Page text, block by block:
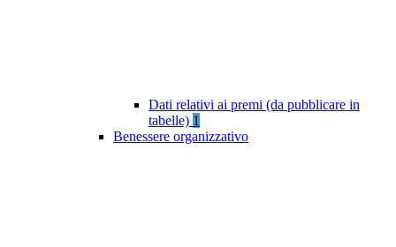
Dati relativi ai premi (da pubblicare in
tabelle) 1
Benessere organizzativo